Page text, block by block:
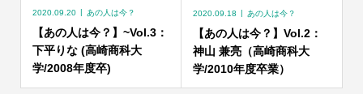
2020.09.20 あの人は今？
【あの人は今？】~Vol.3：
下平りな (高崎商科大
学/2008年度卒)
2020.09.18 あの人は今？
【あの人は今？】Vol.2：
神山 兼亮（高崎商科大
学/2010年度卒業）